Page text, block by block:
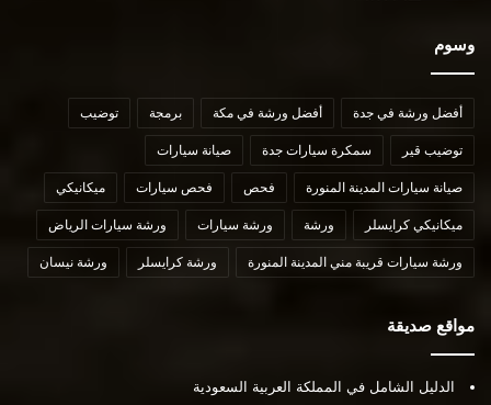
وسوم
أفضل ورشة في جدة أفضل ورشة في مكة برمجة توضيب
توضيب قير سمكرة سيارات جدة صيانة سيارات
صيانة سيارات المدينة المنورة فحص فحص سيارات ميكانيكي
ميكانيكي كرايسلر ورشة ورشة سيارات ورشة سيارات الرياض
ورشة سيارات قريبة مني المدينة المنورة ورشة كرايسلر ورشة نيسان
مواقع صديقة
الدليل الشامل في المملكة العربية السعودية